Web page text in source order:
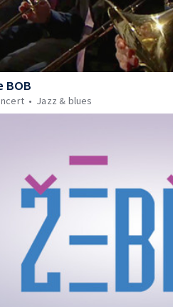
BOB
Jazz & blues